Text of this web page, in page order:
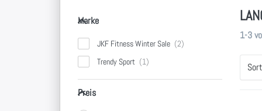
Marke
Marke
JKF Fitness Winter Sale
Trendy Sport
Preis
Preis
1-3